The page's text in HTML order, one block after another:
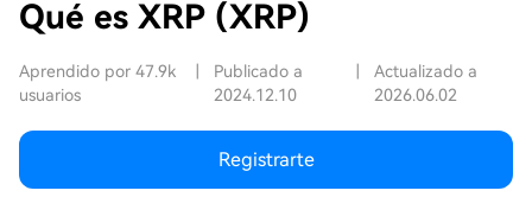
Qué es XRP (XRP)
Aprendido por 47.9k
usuarios
Publicado a
2024.12.10
Actualizado a
2026.06.02
Registrarte